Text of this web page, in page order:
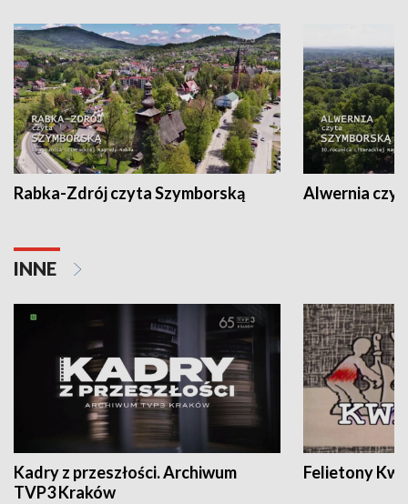
Rabka-Zdrój czyta Szymborską Alwernia
INNE
Kadry z przeszłości. Archiwum
TVP3 Kraków
Felietony